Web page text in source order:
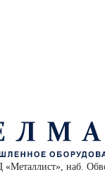
«Металлист», наб.